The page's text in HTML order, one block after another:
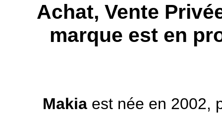
Achat, Vente
marque est en
Makiaest née en 2002,